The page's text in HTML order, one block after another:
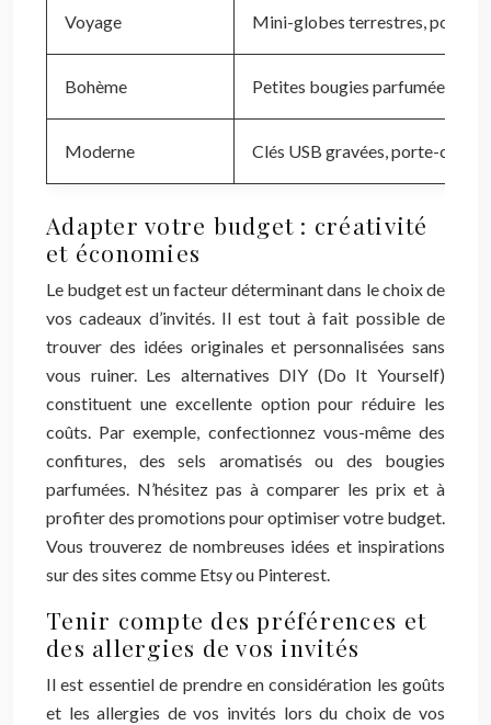
Voyage Mini-globes terrestres, porte-
Bohème Petites bougies parfumées,
Moderne Clés USB gravées, porte-
Adapter votre budget : créativité
et économies
Le budget est un facteur déterminant dans le choix de
vos cadeaux d’invités. Il est tout à fait possible de
trouver des idées originales et personnalisées sans
vous ruiner. Les alternatives DIY (Do It Yourself)
constituent une excellente option pour réduire les
coûts. Par exemple, confectionnez vous-même des
confitures, des sels aromatisés ou des bougies
parfumées. N’hésitez pas à comparer les prix et à
profiter des promotions pour optimiser votre budget.
Vous trouverez de nombreuses idées et inspirations
sur des sites comme Etsy ou Pinterest.
Tenir compte des préférences et
des allergies de vos invités
Il est essentiel de prendre en considération les goûts
et les allergies de vos invités lors du choix de vos